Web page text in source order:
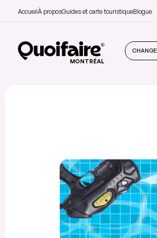
AccueilÀ proposGuides et carte touristiqueBlogue
MONTRÉAL